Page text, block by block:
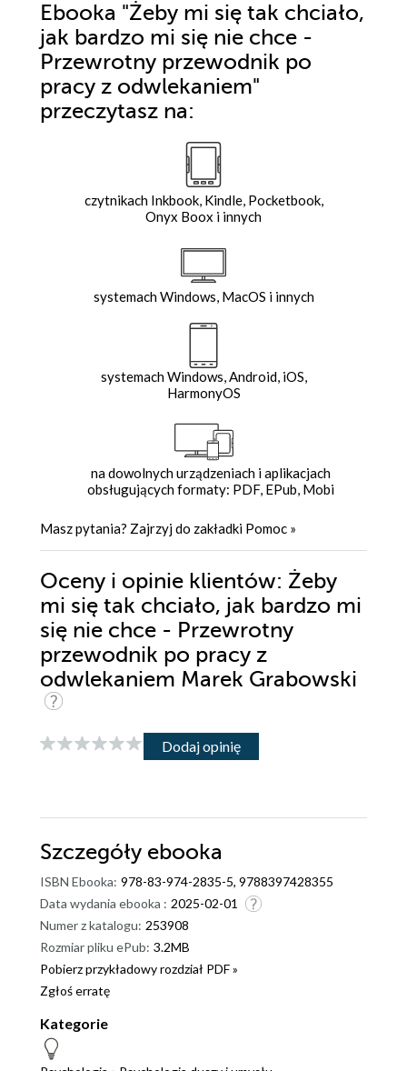
Ebooka "Żeby mi się tak chciało,
jak bardzo mi się nie chce -
Przewrotny przewodnik po
pracy z odwlekaniem"
przeczytasz na:
czytnikach Inkbook, Kindle, Pocketbook,
Onyx Boox i innych
systemach Windows, MacOS i innych
systemach Windows, Android, iOS,
HarmonyOS
na dowolnych urządzeniach i aplikacjach
obsługujących formaty: PDF, EPub, Mobi
Masz pytania? Zajrzyj do zakładki Pomoc »
Oceny i opinie klientów: Żeby
mi się tak chciało, jak bardzo mi
się nie chce - Przewrotny
przewodnik po pracy z
odwlekaniem Marek Grabowski
Dodaj opinię
Szczegóły ebooka
ISBN Ebooka: 978-83-974-2835-5, 9788397428355
Data wydania ebooka : 2025-02-01
Numer z katalogu: 253908
Rozmiar pliku ePub: 3.2MB
Pobierz przykładowy rozdział PDF »
Zgłoś erratę
Kategorie